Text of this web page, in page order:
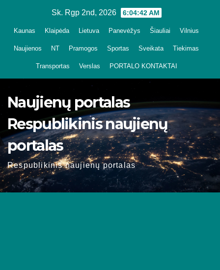
Sk. Rgp 2nd, 2026 6:04:43 AM
Kaunas Klaipėda Lietuva Panevėžys Šiauliai Vilnius
Naujienos NT Pramogos Sportas Sveikata Tiekimas
Transportas Verslas PORTALO KONTAKTAI
Naujienų portalas
Respublikinis naujienų
portalas
Respublikinis naujienų portalas